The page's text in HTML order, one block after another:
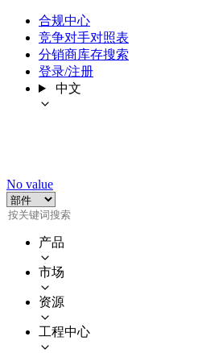
合规中心
竞争对手对照表
分销商库存搜索
登录/注册
中文
No value
产品
市场
资源
工程中心